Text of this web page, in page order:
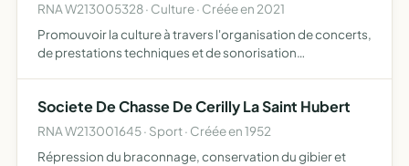
RNA W213005328 · Culture · Créée en 2021
Promouvoir la culture à travers l'organisation de concerts,
de prestations techniques et de sonorisation
Societe De Chasse De Cerilly La Saint Hubert
RNA W213001645 · Sport · Créée en 1952
Répression du braconnage, conservation du gibier et